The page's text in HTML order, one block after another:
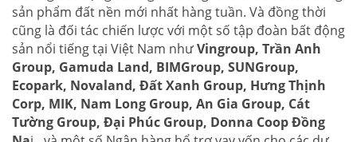
sản phẩm đất nền mới nhất hàng tuần. Và đồng thời
cũng là đối tác chiến lược với một số tập đoàn bất động
sản nổi tiếng tại Việt Nam nhưVingroup, Trần Anh
Group, Gamuda Land, BIMGroup, SUNGroup,
Ecopark, Novaland, Đất Xanh Group, Hưng Thịnh
Corp, MIK, Nam Long Group, An Gia Group, Cát
Tường Group, Đại Phúc Group, Donna Coop Đồng